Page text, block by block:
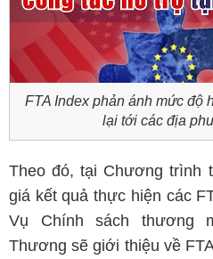
FTA Index phản ánh mức độ
lại tới các địa
Theo đó, tại Chương trình
giá kết quả thực hiện các
Vụ Chính sách thương
Thương sẽ giới thiệu về